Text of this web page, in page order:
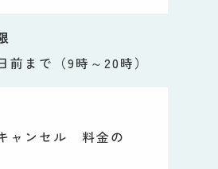
前まで（9時～20時）
ャンセル 料金の